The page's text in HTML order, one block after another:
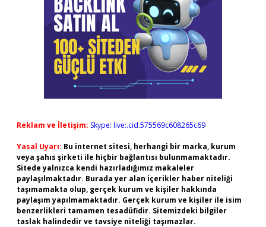
Reklam ve İletişim: Skype: live:.cid.575569c608265c69
Yasal Uyarı: Bu internet sitesi, herhangi bir marka, kurum
veya şahıs şirketi ile hiçbir bağlantısı bulunmamaktadır.
Sitede yalnızca kendi hazırladığımız makaleler
paylaşılmaktadır. Burada yer alan içerikler haber niteliği
taşımamakta olup, gerçek kurum ve kişiler hakkında
paylaşım yapılmamaktadır. Gerçek kurum ve kişiler ile isim
benzerlikleri tamamen tesadüfidir. Sitemizdeki bilgiler
taslak halindedir ve tavsiye niteliği taşımazlar.